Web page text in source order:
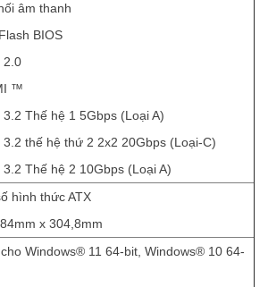
âm thanh
BIOS
2.0
™
3.2 Thế hệ 1 5Gbps (Loại A)
3.2 thế hệ thứ 2 2x2 20Gbps (Loại-C)
3.2 Thế hệ 2 10Gbps (Loại A)
hình thức ATX
x 304,8mm
Windows® 11 64-bit, Windows® 10 64-